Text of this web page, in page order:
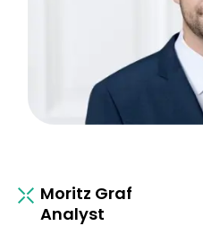
Moritz Graf
Analyst